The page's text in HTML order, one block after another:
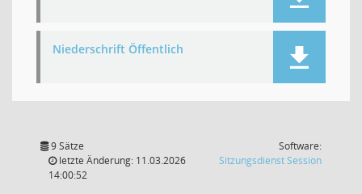
Niederschrift Öffentlich
9 Sätze
letzte Änderung: 11.03.2026
14:00:52
Software:
SitzungsdienstSession(Wird in